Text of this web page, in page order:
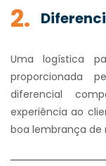
2.
Uma logística
proporcionada
diferencial
experiência ao
boa lembrança de